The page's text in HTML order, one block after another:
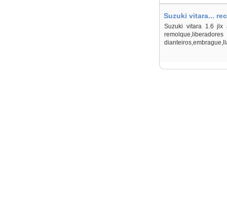
Suzuki vitara...
Suzuki vitara 1.6 jlx